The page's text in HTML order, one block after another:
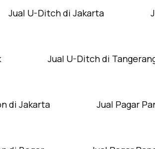
Jual U-Ditch di Jakarta
Jual U-Ditch di
di Jakarta Jual Pagar